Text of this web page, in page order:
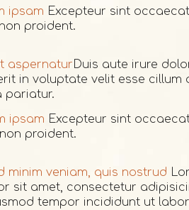
ipsam Excepteur sint occaecat
proident.
aspernatur Duis aute irure
in voluptate velit esse cillum
pariatur.
ipsam Excepteur sint
proident.
minim veniam, quis nostrud
sit amet, consectetur
tempor incididunt ut